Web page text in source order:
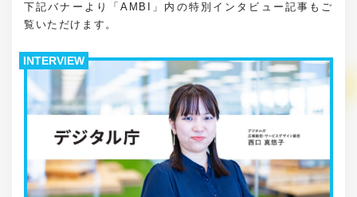
下記バナーより「AMBI」内の特別インタビュー記事もご
覧いただけます。
INTERVIEW